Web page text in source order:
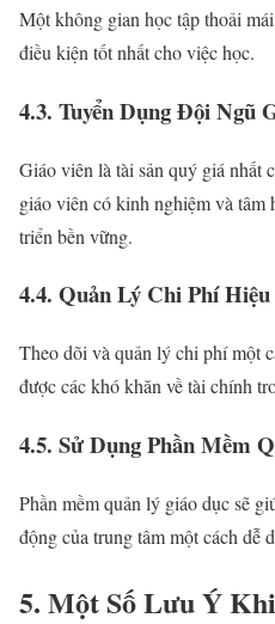
Một không gian học tập thoải
điều kiện tốt nhất cho việc học.
4.3. Tuyển Dụng Đội Ngũ
Giáo viên là tài sản quý giá nhất
giáo viên có kinh nghiệm và tâm
triển bền vững.
4.4. Quản Lý Chi Phí
Theo dõi và quản lý chi phí một
được các khó khăn về tài chính
4.5. Sử Dụng Phần Mềm
Phần mềm quản lý giáo dục sẽ
động của trung tâm một cách dễ
5. Một Số Lưu Ý